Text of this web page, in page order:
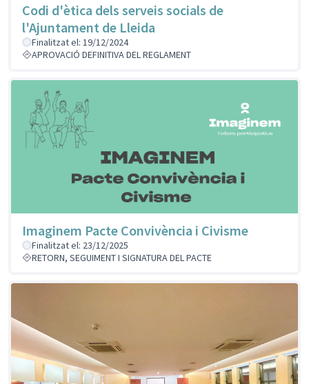
Codi d'ètica dels serveis socials de
l'Ajuntament de Lleida
Finalitzat el: 19/12/2024
APROVACIÓ DEFINITIVA DEL REGLAMENT
Imaginem Pacte Convivència i Civisme
Finalitzat el: 23/12/2025
RETORN, SEGUIMENT I SIGNATURA DEL PACTE